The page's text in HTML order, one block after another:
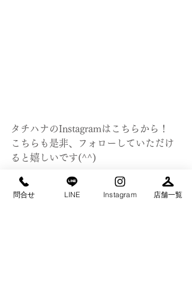
タチハナのInstagramはこちらから！
こちらも是非、フォローしていただけ
ると嬉しいです(^^)
Instagram：tachihanacleaning（タチハ
ナクリーニング）
問合せ LINE Instagram 店舗一覧